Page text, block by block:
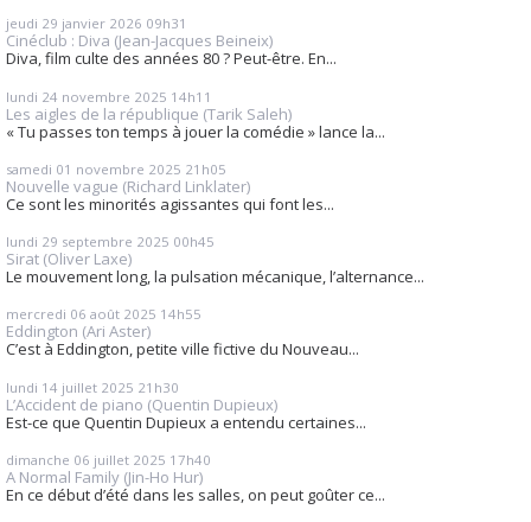
jeudi 29 janvier 2026 09h31
Cinéclub : Diva (Jean-Jacques Beineix)
Diva, film culte des années 80 ? Peut-être. En...
lundi 24 novembre 2025 14h11
Les aigles de la république (Tarik Saleh)
« Tu passes ton temps à jouer la comédie » lance la...
samedi 01 novembre 2025 21h05
Nouvelle vague (Richard Linklater)
Ce sont les minorités agissantes qui font les...
lundi 29 septembre 2025 00h45
Sirat (Oliver Laxe)
Le mouvement long, la pulsation mécanique, l’alternance...
mercredi 06 août 2025 14h55
Eddington (Ari Aster)
C’est à Eddington, petite ville fictive du Nouveau...
lundi 14 juillet 2025 21h30
L’Accident de piano (Quentin Dupieux)
Est-ce que Quentin Dupieux a entendu certaines...
dimanche 06 juillet 2025 17h40
A Normal Family (Jin-Ho Hur)
En ce début d’été dans les salles, on peut goûter ce...